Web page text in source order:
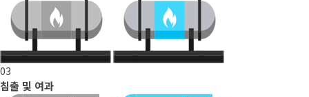
03
침출 및 여과